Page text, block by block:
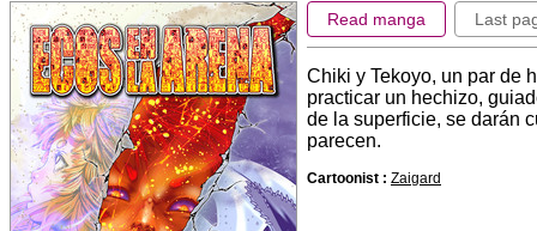
Read manga Last
Chiki y Tekoyo, un par de
practicar un hechizo,
de la superficie, se darán
parecen.
Cartoonist : Zaigard